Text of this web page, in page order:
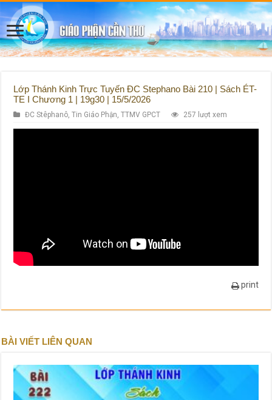
Lớp Thánh Kinh Trực Tuyến ĐC Stephano Bài 210 | Sách ÉT-
TE I Chương 1 | 19g30 | 15/5/2026
ĐC Stêphanô ,Tin Giáo Phận ,TTMV GPCT 257 lượt xem
print
BÀI VIẾT LIÊN QUAN